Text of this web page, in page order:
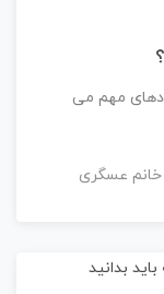
مهم می
خانم عسگری